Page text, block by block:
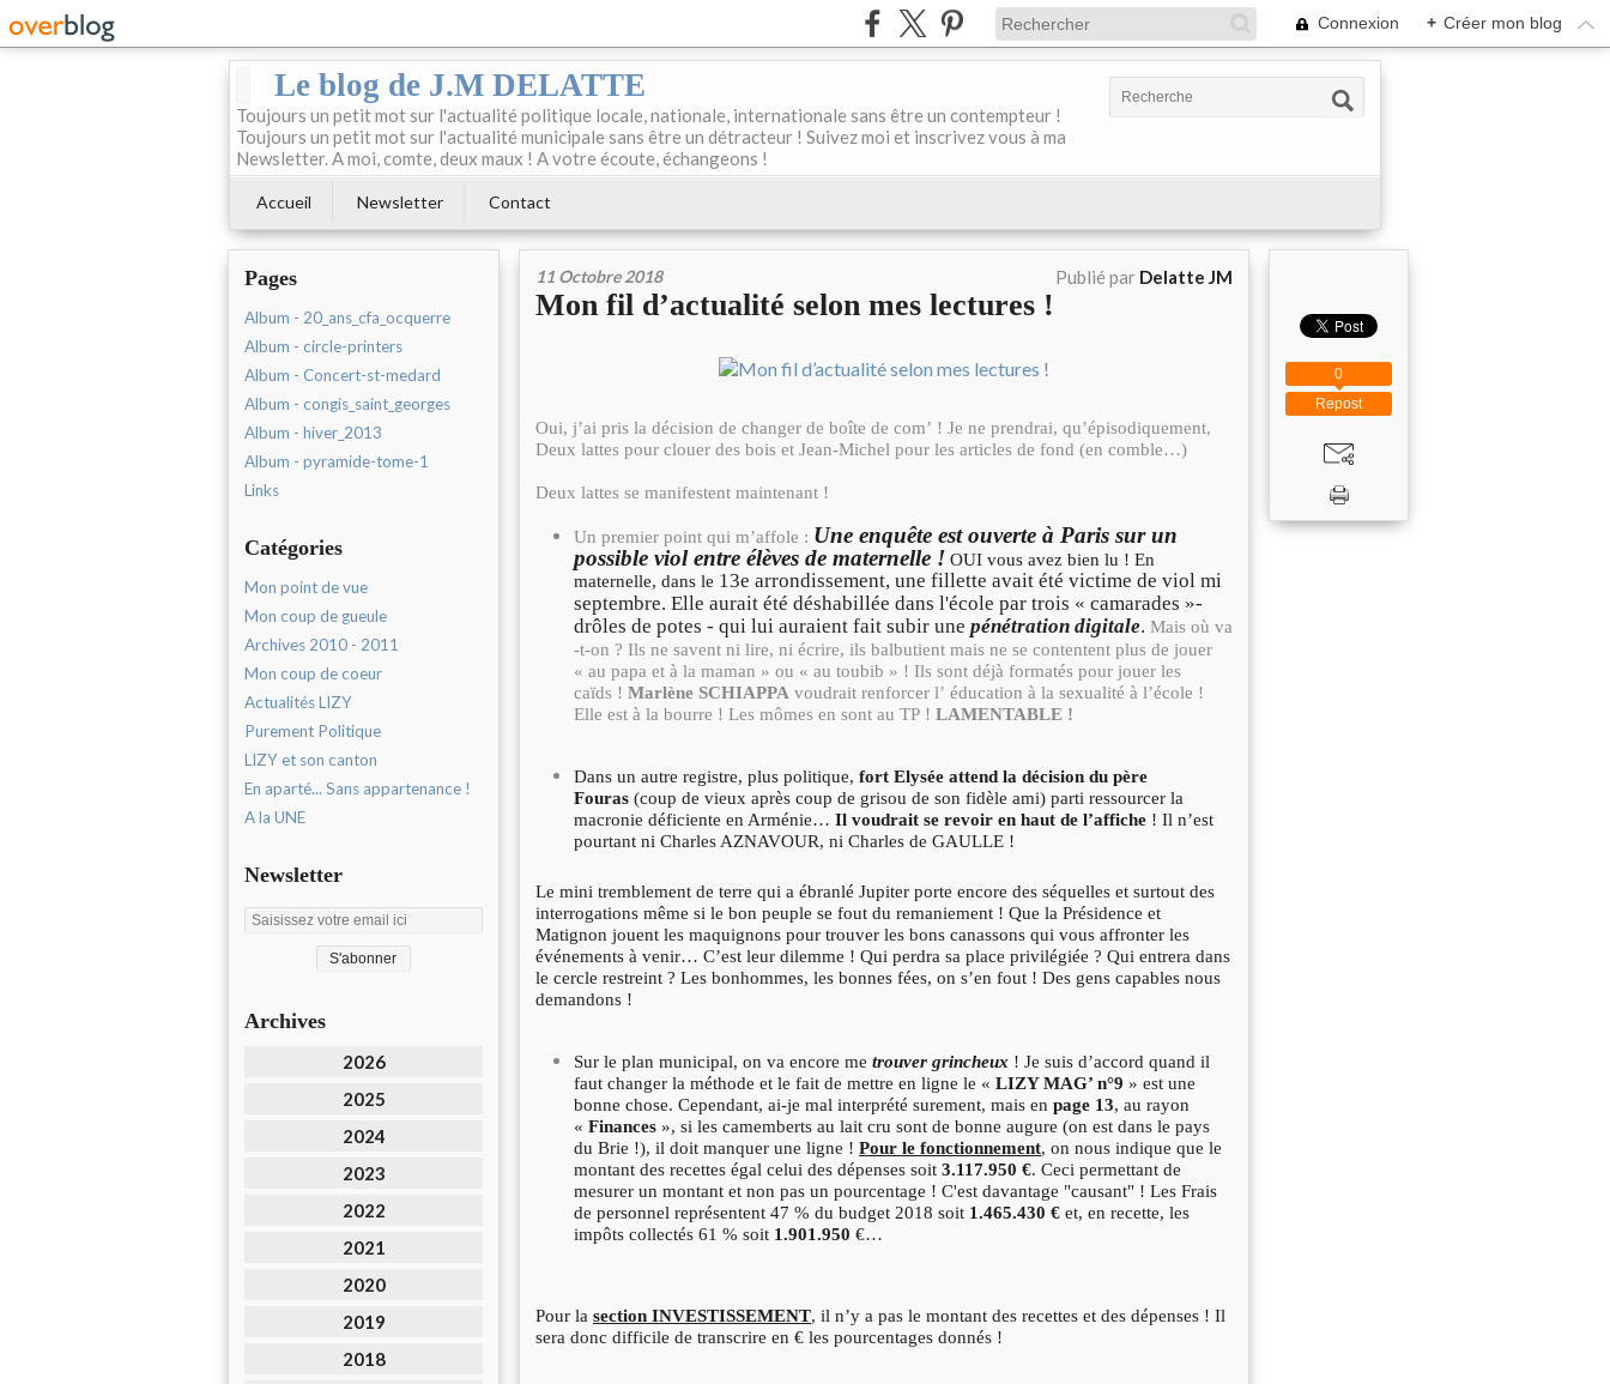
Connexion + Créer mon blog
Le blog de J.M DELATTE
Toujours un petit mot sur l'actualité politique locale, nationale, internationale sans être un contempteur !
Toujours un petit mot sur l'actualité municipale sans être un détracteur ! Suivez moi et inscrivez vous à ma
Newsletter. A moi, comte, deux maux ! A votre écoute, échangeons !
Accueil Newsletter Contact
Pages
Album - 20_ans_cfa_ocquerre
Album - circle-printers
Album - Concert-st-medard
Album - congis_saint_georges
Album - hiver_2013
Album - pyramide-tome-1
Links
Catégories
Mon point de vue
Mon coup de gueule
Archives 2010 - 2011
Mon coup de coeur
Actualités LIZY
Purement Politique
LIZY et son canton
En aparté... Sans appartenance !
A la UNE
Newsletter
Archives
2026
2025
2024
2023
2022
2021
2020
2019
2018
11 Octobre 2018 Publié par Delatte JM
Mon fil d’actualité selon mes lectures !
Oui, j’ai pris la décision de changer de boîte de com’ ! Je ne prendrai, qu’épisodiquement,
Deux lattes pour clouer des bois et Jean-Michel pour les articles de fond (en comble…)
Deux lattes se manifestent maintenant !
Un premier point qui m’affole : Une enquête est ouverte à Paris sur un
possible viol entre élèves de maternelle ! OUI vous avez bien lu ! En
maternelle, dans le 13e arrondissement, une fillette avait été victime de viol mi
septembre. Elle aurait été déshabillée dans l'école par trois « camarades »-
drôles de potes - qui lui auraient fait subir une pénétration digitale. Mais où va
-t-on ? Ils ne savent ni lire, ni écrire, ils balbutient mais ne se contentent plus de jouer
« au papa et à la maman » ou « au toubib » ! Ils sont déjà formatés pour jouer les
caïds ! Marlène SCHIAPPA voudrait renforcer l’ éducation à la sexualité à l’école !
Elle est à la bourre ! Les mômes en sont au TP ! LAMENTABLE !
Dans un autre registre, plus politique, fort Elysée attend la décision du père
Fouras (coup de vieux après coup de grisou de son fidèle ami) parti ressourcer la
macronie déficiente en Arménie… Il voudrait se revoir en haut de l’affiche ! Il n’est
pourtant ni Charles AZNAVOUR, ni Charles de GAULLE !
Le mini tremblement de terre qui a ébranlé Jupiter porte encore des séquelles et surtout des
interrogations même si le bon peuple se fout du remaniement ! Que la Présidence et
Matignon jouent les maquignons pour trouver les bons canassons qui vous affronter les
événements à venir… C’est leur dilemme ! Qui perdra sa place privilégiée ? Qui entrera dans
le cercle restreint ? Les bonhommes, les bonnes fées, on s’en fout ! Des gens capables nous
demandons !
Sur le plan municipal, on va encore me trouver grincheux ! Je suis d’accord quand il
faut changer la méthode et le fait de mettre en ligne le « LIZY MAG’ n°9 » est une
bonne chose. Cependant, ai-je mal interprété surement, mais en page 13, au rayon
« Finances », si les camemberts au lait cru sont de bonne augure (on est dans le pays
du Brie !), il doit manquer une ligne ! Pour le fonctionnement, on nous indique que le
montant des recettes égal celui des dépenses soit 3.117.950 €. Ceci permettant de
mesurer un montant et non pas un pourcentage ! C'est davantage "causant" ! Les Frais
de personnel représentent 47 % du budget 2018 soit 1.465.430 € et, en recette, les
impôts collectés 61 % soit 1.901.950 €…
Pour la section INVESTISSEMENT, il n’y a pas le montant des recettes et des dépenses ! Il
sera donc difficile de transcrire en € les pourcentages donnés !
Repost
0